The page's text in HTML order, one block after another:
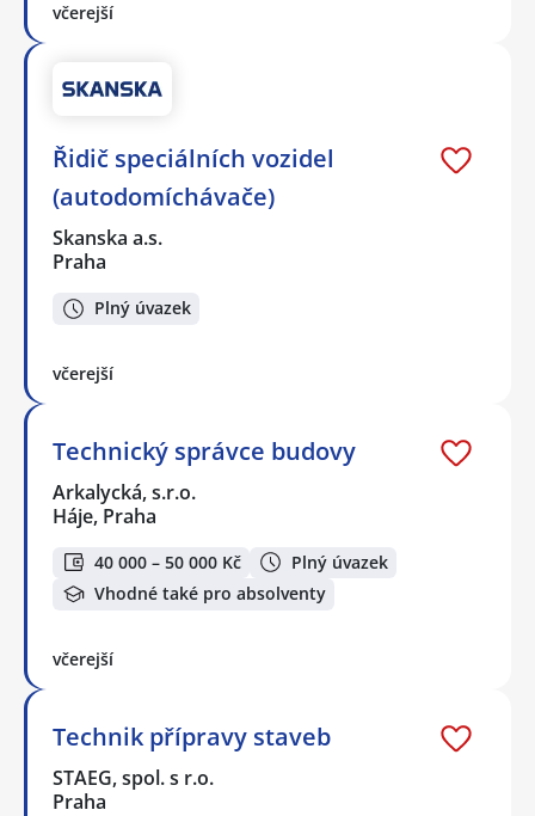
včerejší
Řidič speciálních vozidel
(autodomíchávače)
Skanska a.s.
Praha
Plný úvazek
včerejší
Technický správce budovy
Arkalycká, s.r.o.
Háje, Praha
40 000 – 50 000 Kč
Plný úvazek
Vhodné také pro absolventy
včerejší
Technik přípravy staveb
STAEG, spol. s r.o.
Praha